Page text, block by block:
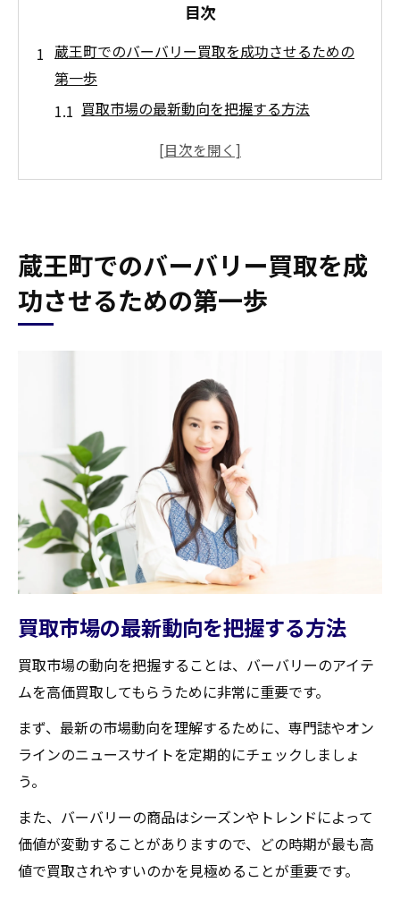
目次
蔵王町でのバーバリー買取を成功させるための
第一歩
買取市場の最新動向を把握する方法
査定前に知っておくべき基礎知識
地域密着型サービスの特徴
バーバリー買取で失敗しないために知っておく
べきこと
買取契約の前に確認すべき事項
高価買取を妨げる要因とは
避けるべき買取業者の特徴
専門家による査定の重要性
買取時の交渉テクニック
蔵王町のバーバリー買取業者を選ぶ前に確認す
べきポイント
業者選択時のチェックリスト
口コミと評判の見分け方
出張査定とオンライン査定の比較
アフターサービスの有無
日常的にできるメンテナンス法
プロによるメンテナンスの必要性
蔵王町でのバーバリー買取を成
功させるための第一歩
買取市場の最新動向を把握する方法
買取市場の動向を把握することは、バーバリーのアイテ
ムを高価買取してもらうために非常に重要です。
まず、最新の市場動向を理解するために、専門誌やオン
ラインのニュースサイトを定期的にチェックしましょ
う。
また、バーバリーの商品はシーズンやトレンドによって
価値が変動することがありますので、どの時期が最も高
値で買取されやすいのかを見極めることが重要です。